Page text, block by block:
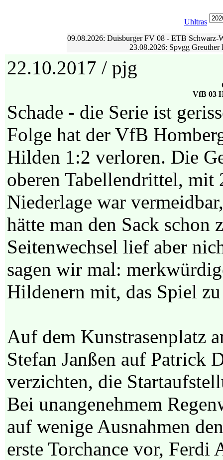
Uhltras
09.08.2026: Duisburger FV 08 - ETB Schwarz-
23.08.2026: Spvgg
22.10.2017 / pjg
VfB 03
Schade - die Serie ist
Folge hat der VfB
Hilden 1:2 verloren. Die
oberen Tabellendrittel, mit
Niederlage war
hätte man den Sack schon
Seitenwechsel lief aber
sagen wir mal:
Hildenern mit, das Spiel
Auf dem Kunstrasenplatz
Stefan Janßen auf Patrick
verzichten, die
Bei unangenehmem
auf wenige Ausnahmen
erste Torchance vor,